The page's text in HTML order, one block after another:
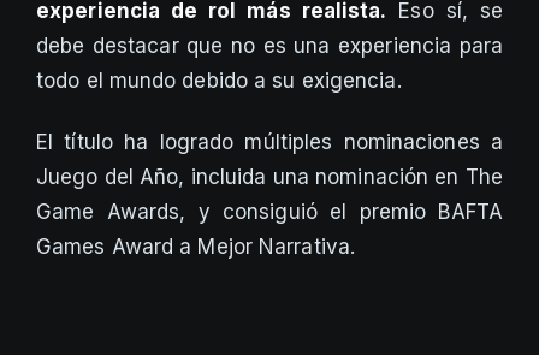
experiencia de rol más realista. Eso sí, se
debe destacar que no es una experiencia para
todo el mundo debido a su exigencia.
El título ha logrado múltiples nominaciones a
Juego del Año, incluida una nominación en The
Game Awards, y consiguió el premio BAFTA
Games Award a Mejor Narrativa.